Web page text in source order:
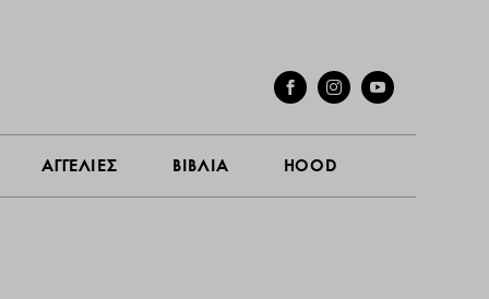
ΑΓΓΕΛΙΕΣ ΒΙΒΛΙΑ HOOD
HOOD